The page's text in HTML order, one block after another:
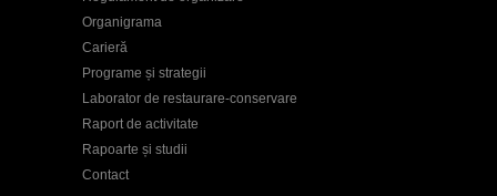
Organigrama
Carieră
Programe și strategii
Laborator de restaurare-conservare
Raport de activitate
Rapoarte și studii
Contact